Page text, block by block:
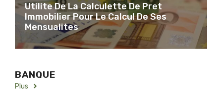
Utilite De La Calculette De Pret
Immobilier Pour Le Calcul De Ses
Mensualites
BANQUE
Plus